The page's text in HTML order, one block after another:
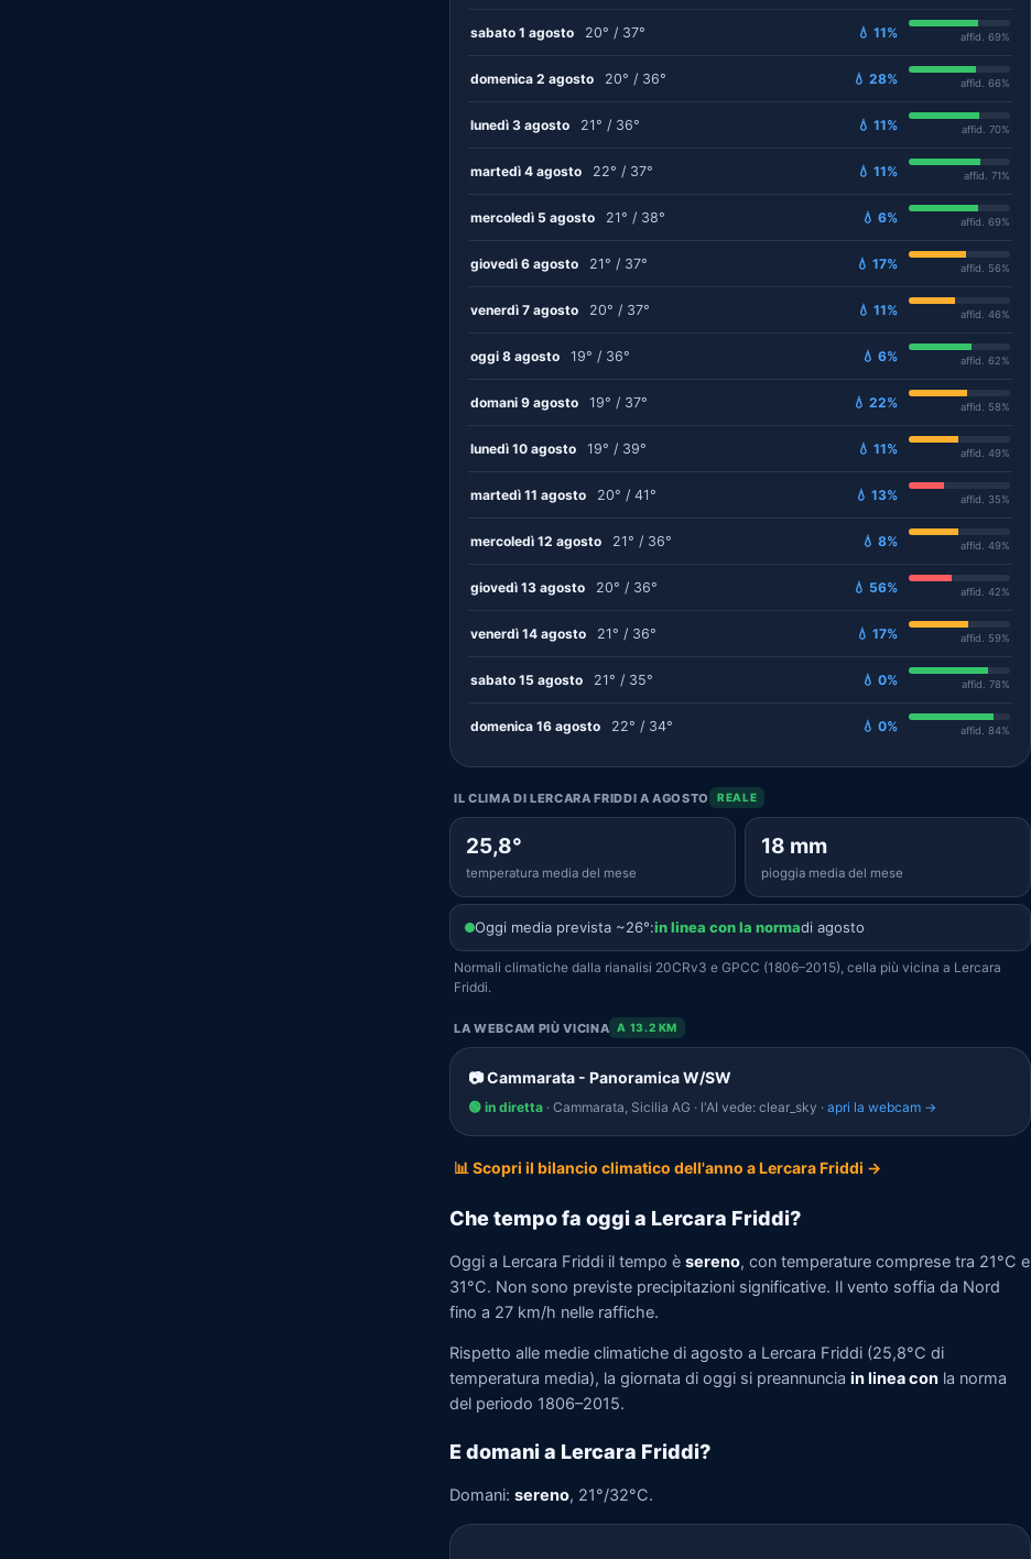
sabato 1 agosto 20° / 37° 💧 11% affid. 69%
domenica 2 agosto 20° / 36° 💧 28% affid. 66%
lunedì 3 agosto 21° / 36° 💧 11% affid. 70%
martedì 4 agosto 22° / 37° 💧 11% affid. 71%
mercoledì 5 agosto 21° / 38° 💧 6% affid. 69%
giovedì 6 agosto 21° / 37° 💧 17% affid. 56%
venerdì 7 agosto 20° / 37° 💧 11% affid. 46%
oggi 8 agosto 19° / 36° 💧 6% affid. 62%
domani 9 agosto 19° / 37° 💧 22% affid. 58%
lunedì 10 agosto 19° / 39° 💧 11% affid. 49%
martedì 11 agosto 20° / 41° 💧 13% affid. 35%
mercoledì 12 agosto 21° / 36° 💧 8% affid. 49%
giovedì 13 agosto 20° / 36° 💧 56% affid. 42%
venerdì 14 agosto 21° / 36° 💧 17% affid. 59%
sabato 15 agosto 21° / 35° 💧 0% affid. 78%
domenica 16 agosto 22° / 34° 💧 0% affid. 84%
IL CLIMA DI LERCARA FRIDDI A AGOSTO REALE
25,8°
temperatura media del mese
18 mm
pioggia media del mese
Oggi media prevista ~26°:in linea con la normadi agosto
Normali climatiche dalla rianalisi 20CRv3 e GPCC (1806–2015), cella più vicina a Lercara
Friddi.
LA WEBCAM PIÙ VICINA A 13.2 KM
📷 Cammarata - Panoramica W/SW
🟢 in diretta · Cammarata, Sicilia AG · l'AI vede: clear_sky · apri la webcam →
📊 Scopri il bilancio climatico dell'anno a Lercara Friddi →
Che tempo fa oggi a Lercara Friddi?
Oggi a Lercara Friddi il tempo è sereno, con temperature comprese tra 21°C e
31°C. Non sono previste precipitazioni significative. Il vento soffia da Nord
fino a 27 km/h nelle raffiche.
Rispetto alle medie climatiche di agosto a Lercara Friddi (25,8°C di
temperatura media), la giornata di oggi si preannuncia in linea con la norma
del periodo 1806–2015.
E domani a Lercara Friddi?
Domani: sereno, 21°/32°C.